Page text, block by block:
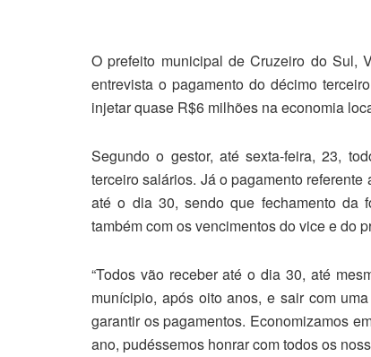
O prefeito municipal de Cruzeiro do Sul,
entrevista o pagamento do décimo
injetar quase R$6 milhões na economia
Segundo o gestor, até sexta-feira, 23,
terceiro salários. Já o pagamento
até o dia 30, sendo que fechamento da
também com os vencimentos do vice e do
“Todos vão receber até o dia 30, até
munícipio, após oito anos, e sair com
garantir os pagamentos. Economizamos
ano, pudéssemos honrar com todos os